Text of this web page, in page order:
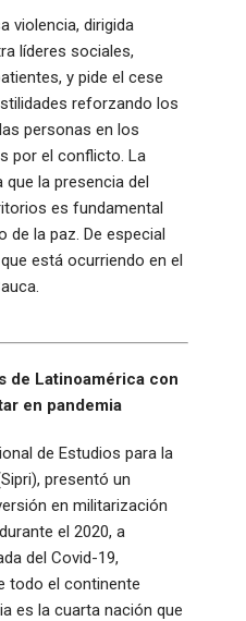
violencia, dirigida
líderes sociales,
y pide el cese
reforzando los
personas en los
por el conflicto. La
que la presencia del
es fundamental
de la paz. De especial
está ocurriendo en el
de Latinoamérica con
en pandemia
de Estudios para la
presentó un
en militarización
el 2020, a
del Covid-19,
todo el continente
es la cuarta nación que